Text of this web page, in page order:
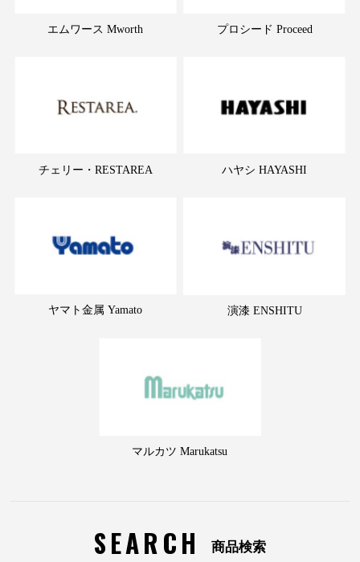
エムワース Mworth プロシード Proceed
チェリー・RESTAREA ハヤシ HAYASHI
ヤマト金属 Yamato 演漆 ENSHITU
マルカツ Marukatsu
SEARCH 商品検索